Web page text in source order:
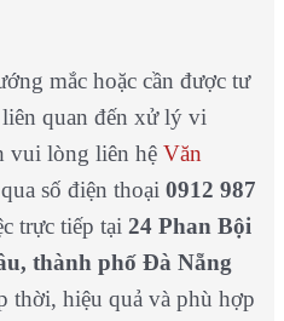
mắc hoặc cần được tư
liên quan đến xử lý vi
vui lòng liên hệ Văn
qua số điện thoại 0912 987
trực tiếp tại 24 Phan Bội
thành phố Đà Nẵng
thời, hiệu quả và phù hợp